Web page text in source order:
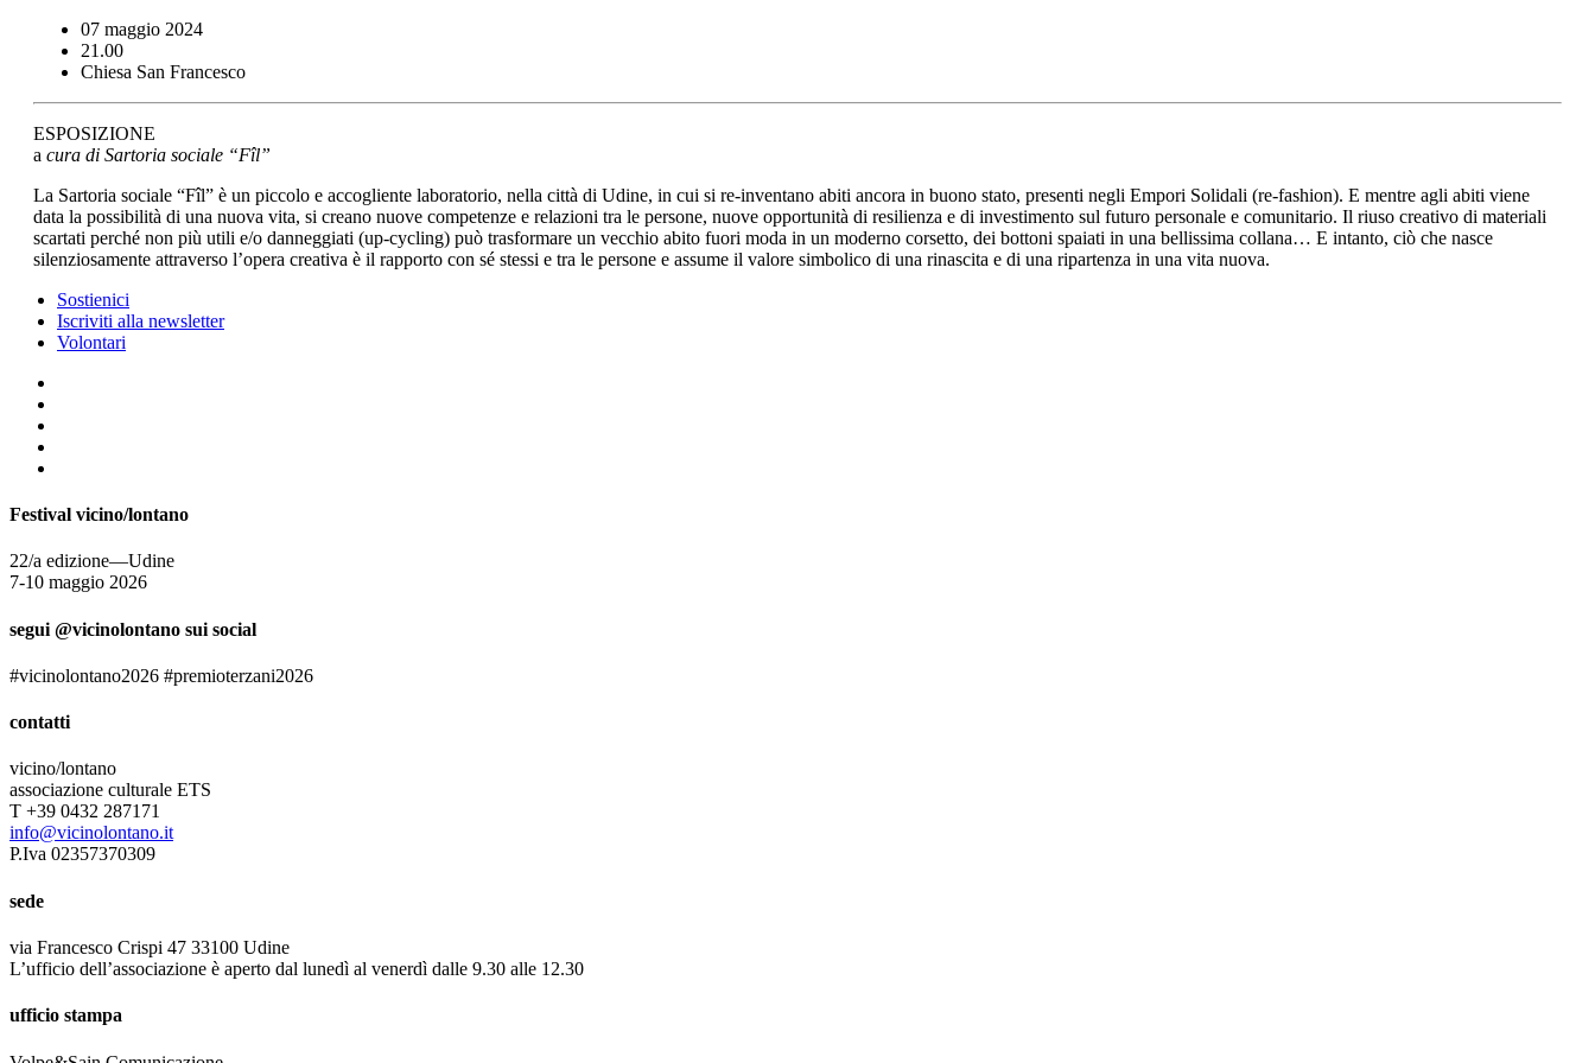
07 maggio 2024
21.00
Chiesa San Francesco
ESPOSIZIONE
a cura di Sartoria sociale “Fîl”
La Sartoria sociale “Fîl” è un piccolo e accogliente laboratorio, nella città di Udine, in cui si re-inventano abiti ancora in buono stato, presenti negli Empori Solidali (re-fashion). E mentre agli abiti viene
data la possibilità di una nuova vita, si creano nuove competenze e relazioni tra le persone, nuove opportunità di resilienza e di investimento sul futuro personale e comunitario. Il riuso creativo di materiali
scartati perché non più utili e/o danneggiati (up-cycling) può trasformare un vecchio abito fuori moda in un moderno corsetto, dei bottoni spaiati in una bellissima collana… E intanto, ciò che nasce
silenziosamente attraverso l’opera creativa è il rapporto con sé stessi e tra le persone e assume il valore simbolico di una rinascita e di una ripartenza in una vita nuova.
Sostienici
Iscriviti alla newsletter
Volontari
Festival vicino/lontano
22/a edizione—Udine
7-10 maggio 2026
segui @vicinolontano sui social
#vicinolontano2026 #premioterzani2026
contatti
vicino/lontano
associazione culturale ETS
T +39 0432 287171
info@vicinolontano.it
P.Iva 02357370309
sede
via Francesco Crispi 47 33100 Udine
L’ufficio dell’associazione è aperto dal lunedì al venerdì dalle 9.30 alle 12.30
ufficio stampa